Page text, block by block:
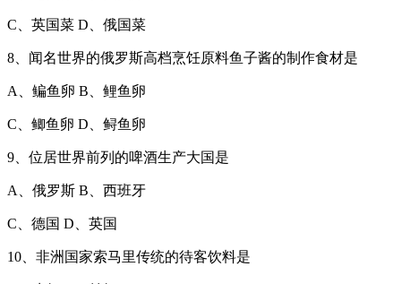
C、英国菜 D、俄国菜
8、闻名世界的俄罗斯高档烹饪原料鱼子酱的制作食材是
A、鳊鱼卵 B、鲤鱼卵
C、鲫鱼卵 D、鲟鱼卵
9、位居世界前列的啤酒生产大国是
A、俄罗斯 B、西班牙
C、德国 D、英国
10、非洲国家索马里传统的待客饮料是